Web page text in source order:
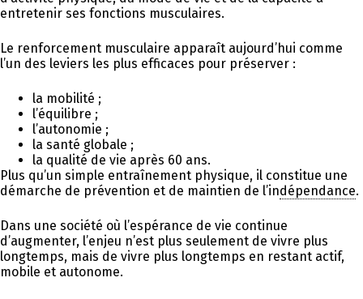
entretenir ses fonctions musculaires.
Le renforcement musculaire apparaît aujourd’hui comme
l’un des leviers les plus efficaces pour préserver :
la mobilité ;
l’équilibre ;
l’autonomie ;
la santé globale ;
la qualité de vie après 60 ans.
Plus qu’un simple entraînement physique, il constitue une
démarche de prévention et de maintien de l’indépendance.
Dans une société où l’espérance de vie continue
d’augmenter, l’enjeu n’est plus seulement de vivre plus
longtemps, mais de vivre plus longtemps en restant actif,
mobile et autonome.